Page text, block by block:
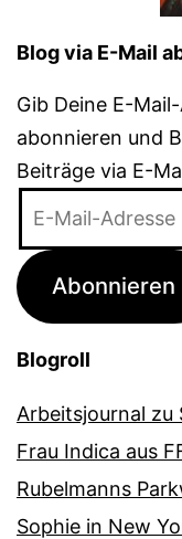
Blog via E-Mail
Gib Deine E-
abonnieren und
Beiträge via E-
Adresse
Abonnieren
Blogroll
Arbeitsjournal zu
Frau Indica aus
Rubelmanns
Sophie in New